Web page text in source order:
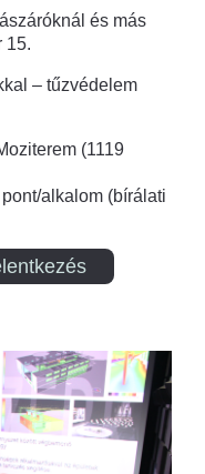
és más
15.
– tűzvédelem
(1119
pont/alkalom (bírálati